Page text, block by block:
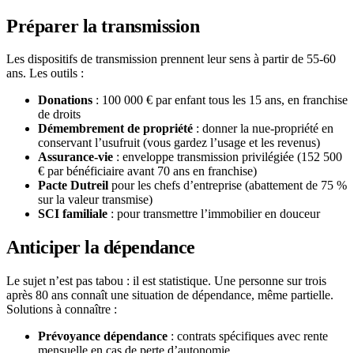
Préparer la transmission
Les dispositifs de transmission prennent leur sens à partir de 55-60
ans. Les outils :
Donations : 100 000 € par enfant tous les 15 ans, en franchise
de droits
Démembrement de propriété : donner la nue-propriété en
conservant l’usufruit (vous gardez l’usage et les revenus)
Assurance-vie : enveloppe transmission privilégiée (152 500
€ par bénéficiaire avant 70 ans en franchise)
Pacte Dutreil pour les chefs d’entreprise (abattement de 75 %
sur la valeur transmise)
SCI familiale : pour transmettre l’immobilier en douceur
Anticiper la dépendance
Le sujet n’est pas tabou : il est statistique. Une personne sur trois
après 80 ans connaît une situation de dépendance, même partielle.
Solutions à connaître :
Prévoyance dépendance : contrats spécifiques avec rente